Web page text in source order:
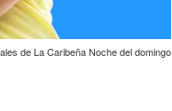
de La Caribeña Noche del domingo